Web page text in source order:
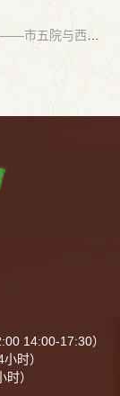
上一篇：校企联合 共话护理临床教学高质量发展——市五院与西安市职业技术学院举办座谈会
14:00-17:30）
时）
）